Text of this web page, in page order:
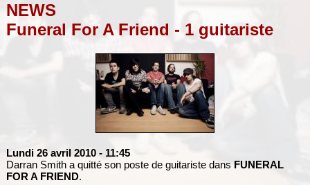
NEWS
Funeral For A Friend - 1 guitariste
Lundi 26 avril 2010 - 11:45
Darran Smith a quitté son poste de guitariste dans FUNERAL
FOR A FRIEND.